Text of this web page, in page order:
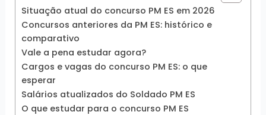
Situação atual do concurso PM ES em 2026
Concursos anteriores da PM ES: histórico e
comparativo
Vale a pena estudar agora?
Cargos e vagas do concurso PM ES: o que
esperar
Salários atualizados do Soldado PM ES
O que estudar para o concurso PM ES